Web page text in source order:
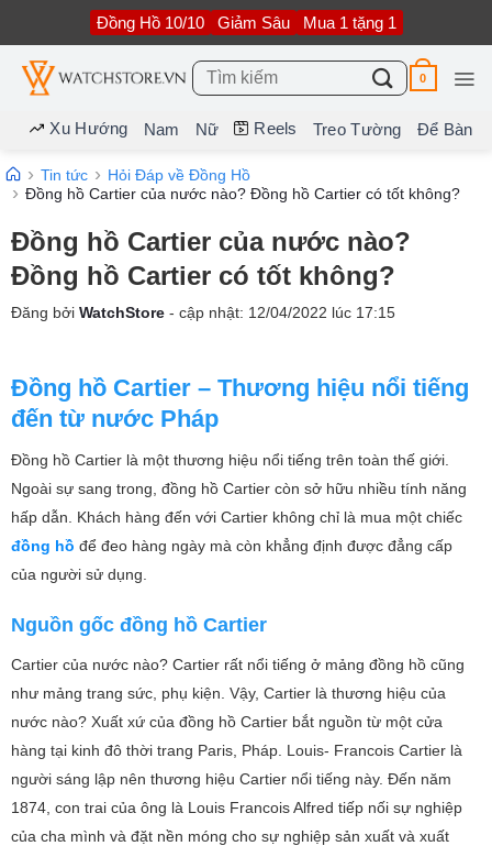
nội
dung
Đồng Hồ 10/10 Giảm Sâu Mua 1 tặng 1
Tìm
kiếm:
0
Xu Hướng Nam Nữ Reels Treo Tường Để Bàn
Tin tức
Hỏi Đáp về Đồng Hồ
Đồng hồ Cartier của nước nào? Đồng hồ Cartier có tốt không?
Đồng hồ Cartier của nước nào?
Đồng hồ Cartier có tốt không?
Đăng bởi WatchStore - cập nhật: 12/04/2022 lúc 17:15
Đồng hồ Cartier – Thương hiệu nổi tiếng
đến từ nước Pháp
Đồng hồ Cartier là một thương hiệu nổi tiếng trên toàn thế giới.
Ngoài sự sang trong, đồng hồ Cartier còn sở hữu nhiều tính năng
hấp dẫn. Khách hàng đến với Cartier không chỉ là mua một chiếc
đồng hồ để đeo hàng ngày mà còn khẳng định được đẳng cấp
của người sử dụng.
Nguồn gốc đồng hồ Cartier
Cartier của nước nào? Cartier rất nổi tiếng ở mảng đồng hồ cũng
như mảng trang sức, phụ kiện. Vậy, Cartier là thương hiệu của
nước nào? Xuất xứ của đồng hồ Cartier bắt nguồn từ một cửa
hàng tại kinh đô thời trang Paris, Pháp. Louis- Francois Cartier là
người sáng lập nên thương hiệu Cartier nổi tiếng này. Đến năm
1874, con trai của ông là Louis Francois Alfred tiếp nối sự nghiệp
của cha mình và đặt nền móng cho sự nghiệp sản xuất và xuất